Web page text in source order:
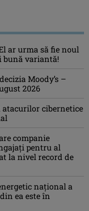
ar urma să fie noul
bună variantă!
Moody’s –
2026
cibernetice
companie
pentru al
la nivel record de
național a
ea este în